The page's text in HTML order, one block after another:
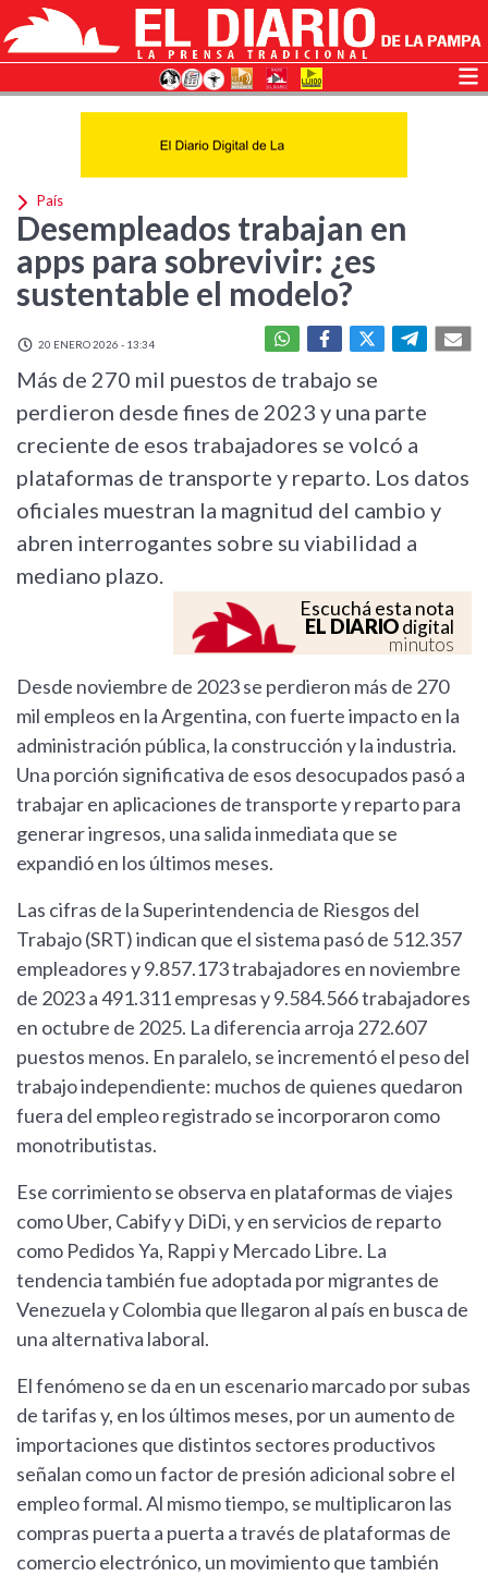
País
Desempleados trabajan en
apps para sobrevivir: ¿es
sustentable el modelo?
20 ENERO 2026 - 13:34
Más de 270 mil puestos de trabajo se
perdieron desde fines de 2023 y una parte
creciente de esos trabajadores se volcó a
plataformas de transporte y reparto. Los datos
oficiales muestran la magnitud del cambio y
abren interrogantes sobre su viabilidad a
mediano plazo.
Escuchá esta nota
EL DIARIOdigital
minutos
Desde noviembre de 2023 se perdieron más de 270
mil empleos en la Argentina, con fuerte impacto en la
administración pública, la construcción y la industria.
Una porción significativa de esos desocupados pasó a
trabajar en aplicaciones de transporte y reparto para
generar ingresos, una salida inmediata que se
expandió en los últimos meses.
Las cifras de la Superintendencia de Riesgos del
Trabajo (SRT) indican que el sistema pasó de 512.357
empleadores y 9.857.173 trabajadores en noviembre
de 2023 a 491.311 empresas y 9.584.566 trabajadores
en octubre de 2025. La diferencia arroja 272.607
puestos menos. En paralelo, se incrementó el peso del
trabajo independiente: muchos de quienes quedaron
fuera del empleo registrado se incorporaron como
monotributistas.
Ese corrimiento se observa en plataformas de viajes
como Uber, Cabify y DiDi, y en servicios de reparto
como Pedidos Ya, Rappi y Mercado Libre. La
tendencia también fue adoptada por migrantes de
Venezuela y Colombia que llegaron al país en busca de
una alternativa laboral.
El fenómeno se da en un escenario marcado por subas
de tarifas y, en los últimos meses, por un aumento de
importaciones que distintos sectores productivos
señalan como un factor de presión adicional sobre el
empleo formal. Al mismo tiempo, se multiplicaron las
compras puerta a puerta a través de plataformas de
comercio electrónico, un movimiento que también